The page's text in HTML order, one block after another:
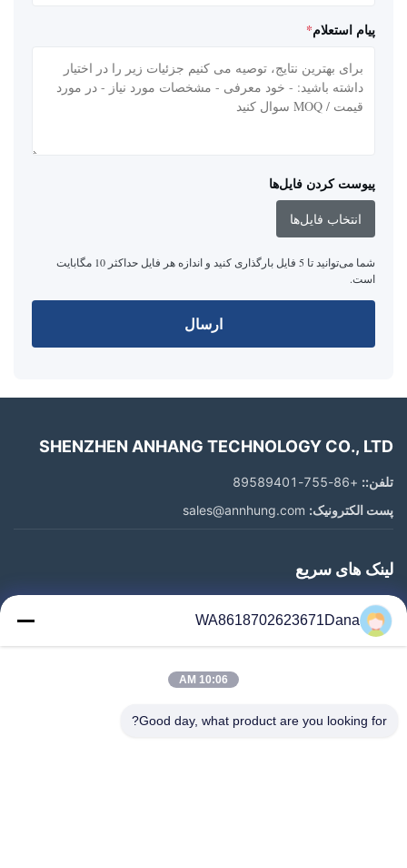
پیام استعلام*
پیوست کردن فایل‌ها
انتخاب فایل‌ها
شما می‌توانید تا 5 فایل بارگذاری کنید و اندازه هر فایل حداکثر 10 مگابایت
است.
ارسال
SHENZHEN ANHANG TECHNOLOGY CO., LTD
تلفن:: +86-755-89589401
پست الکترونیک:
لینک های سریع
خونه
محصولات
تور کارخانه
WA8618702623671Dana
10:06 AM
Good day, what product are you looking for?